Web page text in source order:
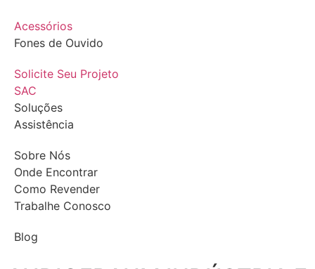
Acessórios
Fones de Ouvido
Solicite Seu Projeto
SAC
Soluções
Assistência
Sobre Nós
Onde Encontrar
Como Revender
Trabalhe Conosco
Blog